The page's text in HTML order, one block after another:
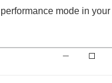
mode in